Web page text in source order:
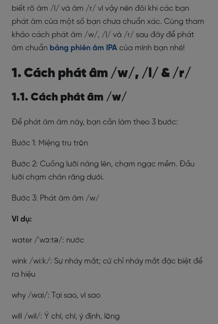
biết rõ âm /l/ và âm /r/ vì vậy nên đôi khi các bạn
phát âm của một số bạn chưa chuẩn xác. Cùng tham
khảo cách phát âm /w/, /l/ và /r/ sau đây để phát
âm chuẩn bảng phiên âm IPA của mình bạn nhé!
1. Cách phát âm /w/, /l/ & /r/
1.1. Cách phát âm /w/
Để phát âm âm này, bạn cần làm theo 3 bước:
Bước 1: Miệng tru tròn
Bước 2: Cuống lưỡi nâng lên, chạm ngạc mềm. Đầu
lưỡi chạm chân răng dưới.
Bước 3: Phát âm âm /w/
Ví dụ:
water /'wɔ:tə/: nước
wink /wi:k/: Sự nháy mắt; cử chỉ nháy mắt đặc biệt để
ra hiệu
why /wai/: Tại sao, vì sao
will /wil/: Ý chí, chí, ý định, lòng